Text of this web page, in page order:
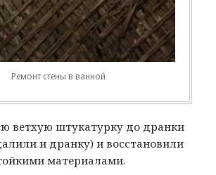
Ремонт стены в ванной
ветхую штукатурку до дранки
и дранку) и восстановили
материалами.